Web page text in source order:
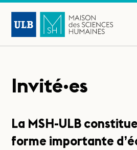
Invité·es
La MSH-ULB
forme importante